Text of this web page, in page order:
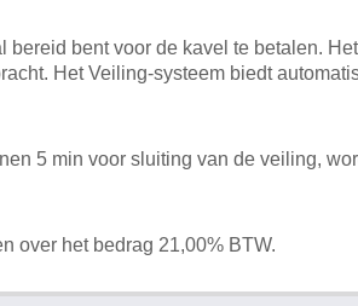
bent voor de kavel te betalen.
Het Veiling-systeem biedt
5 min voor sluiting van de veiling,
over het bedrag 21,00% BTW.